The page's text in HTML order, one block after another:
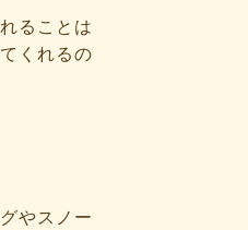
ることは
くれるの
やスノー